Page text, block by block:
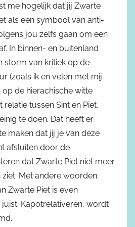
me hogelijk dat jij Zwarte
als een symbool van anti-
jou zelfs gaan om een
In binnen- en buitenland
storm van kritiek op de
(zoals ik en velen met mij
op de hierachische witte
tussen Sint en Piet,
te doen. Dat heeft er
maken dat jij je van deze
afsluiten door de
dat Zwarte Piet niet meer
Met andere woorden:
Zwarte Piet is even
Kapotrelativeren, wordt